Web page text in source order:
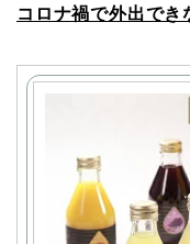
コロナ禍で外出でき